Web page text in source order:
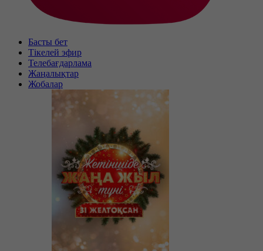
Басты бет
Тікелей эфир
Телебағдарлама
Жаңалықтар
Жобалар